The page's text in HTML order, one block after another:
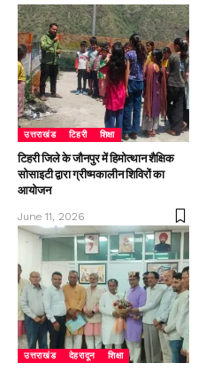
उत्तराखंड टिहरी शिक्षा
टिहरी जिले के जौनपुर में हिमोत्थान शैक्षिक
सोसाइटी द्वारा ग्रीष्मकालीन शिविरों का
आयोजन
June 11, 2026
उत्तराखंड देहरादून शिक्षा